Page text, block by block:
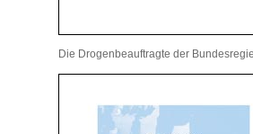
Die Drogenbeauftragte der